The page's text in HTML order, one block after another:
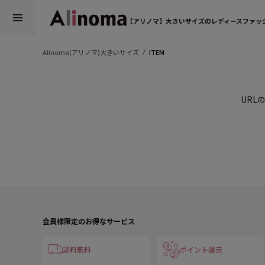
【アリノマ】大きいサイズのレディースファッ
Alinoma(アリノマ)大きいサイズ ITEM
URL
会員様限定のお得なサービス
送料無料 ポイント還元